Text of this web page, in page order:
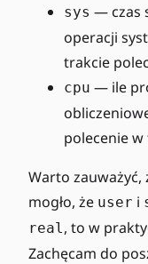
sys — czas
operacji
trakcie
cpu — ile
polecenie
Warto zauważyć,
mogło, że user i
real, to w
Zachęcam do